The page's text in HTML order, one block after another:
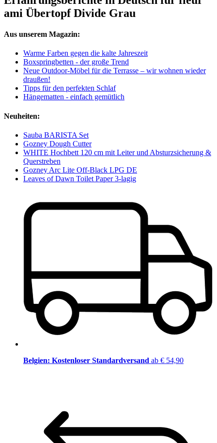
ami Übertopf Divide Grau
Aus unserem Magazin:
Warme Farben gegen die kalte Jahreszeit
Boxspringbetten - der große Trend
Neue Outdoor-Möbel für die Terrasse – wir wohnen wieder
draußen!
Tipps für den perfekten Schlaf
Hängematten - einfach gemütlich
Neuheiten:
Sauba BARISTA Set
Gozney Dough Cutter
WHITE Hochbett 120 cm mit Leiter und Absturzsicherung &
Querstreben
Gozney Arc Lite Off-Black LPG DE
Leaves of Dawn Toilet Paper 3-lagig
Belgien: Kostenloser Standardversand ab € 54,90